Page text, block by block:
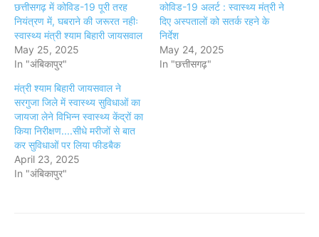
छत्तीसगढ़ में कोविड-19 पूरी तरह
नियंत्रण में, घबराने की जरूरत नहीः
स्वास्थ्य मंत्री श्याम बिहारी जायसवाल
May 25, 2025
In "अंबिकापुर"
कोविड-19 अलर्ट : स्वास्थ्य मंत्री ने
दिए अस्पतालों को सतर्क रहने के
निर्देश
May 24, 2025
In "छत्तीसगढ़"
मंत्री श्याम बिहारी जायसवाल ने
सरगुजा जिले में स्वास्थ्य सुविधाओं का
जायजा लेने विभिन्न स्वास्थ्य केंद्रों का
किया निरीक्षण....सीधे मरीजों से बात
कर सुविधाओं पर लिया फीडबैक
April 23, 2025
In "अंबिकापुर"